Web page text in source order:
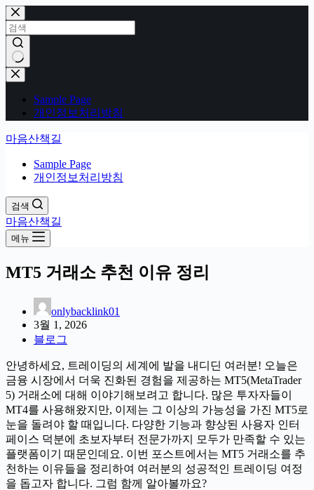
본
문
으
로
건
너
결
Sample Page
개인정보처리방침
마음산책길
Sample Page
개인정보처리방침
검색
마음산책길
메뉴
MT5 거래소 추천 이유 정리
onlybacklink01
3월 1, 2026
블로그
안녕하세요, 트레이딩의 세계에 발을 내디딘 여러분! 오늘은
금융 시장에서 더욱 진화된 경험을 제공하는 MT5(MetaTrader
5) 거래소에 대해 이야기해보려고 합니다. 많은 투자자들이
MT4를 사용해왔지만, 이제는 그 이상의 가능성을 가진 MT5로
눈을 돌려야 할 때입니다. 다양한 기능과 향상된 사용자 인터
페이스 덕분에 초보자부터 전문가까지 모두가 만족할 수 있는
플랫폼이기 때문인데요. 이번 포스트에서는 MT5 거래소를 추
천하는 이유들을 정리하여 여러분의 성공적인 트레이딩 여정
을 돕고자 합니다. 그럼 함께 알아볼까요?